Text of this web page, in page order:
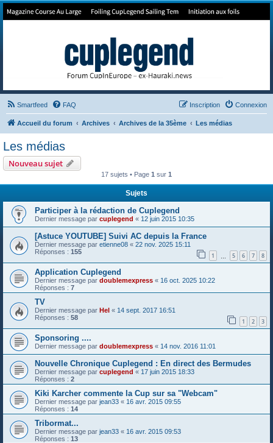
Forum de Cup In Europe
Smartfeed FAQ Connexion
Inscription
Accueil du forum Archives Archives de la 35ème Les médias
Les médias
Nouveau sujet
17 sujets • Page 1 sur 1
Sujets
Participer à la rédaction de Cuplegend
Dernier message par cuplegend « 12 juin 2015 10:35
[Astuce YOUTUBE] Suivi AC depuis la France
Dernier message par etienne08 « 22 nov. 2025 15:11
Réponses : 155 1 5 6 7 8
Application Cuplegend
Dernier message par doublemexpress « 16 oct. 2025 10:22
Réponses : 7
TV
Dernier message par Hel « 14 sept. 2017 16:51
Réponses : 58 1 2 3
Sponsoring ....
Dernier message par doublemexpress « 14 nov. 2016 11:01
Nouvelle Chronique Cuplegend : En direct des Bermudes
Dernier message par cuplegend « 17 juin 2015 18:33
Réponses : 2
Kiki Karcher commente la Cup sur sa "Webcam"
Dernier message par jean33 « 16 avr. 2015 09:55
Réponses : 14
Tribormat...
Dernier message par jean33 « 16 avr. 2015 09:53
Réponses : 13